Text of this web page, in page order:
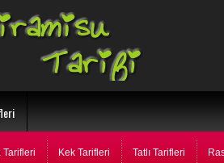
Tarifleri Kek Tarifleri Tatlı Tarifleri